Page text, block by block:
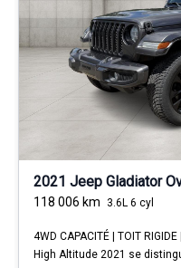
2021 Jeep Gladiator
118 006 km 3.6L 6 cyl
4WD CAPACITÉ | TOIT
High Altitude 2021 se